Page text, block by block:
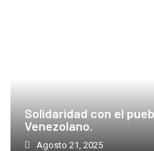
Solidaridad con el
Venezolano.
Agosto 21, 2025